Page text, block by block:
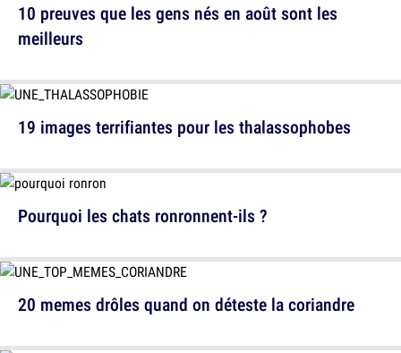
19 images terrifiantes pour les thalassophobes
20 memes drôles quand on déteste la coriandre
10 preuves que les gens nés en août sont les
meilleurs
Pourquoi les chats ronronnent-ils ?